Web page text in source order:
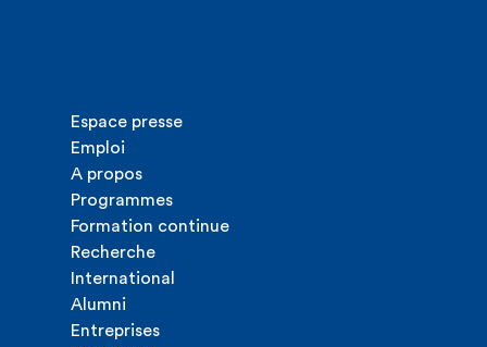
Espace presse
Emploi
A propos
Programmes
Formation continue
Recherche
International
Alumni
Entreprises